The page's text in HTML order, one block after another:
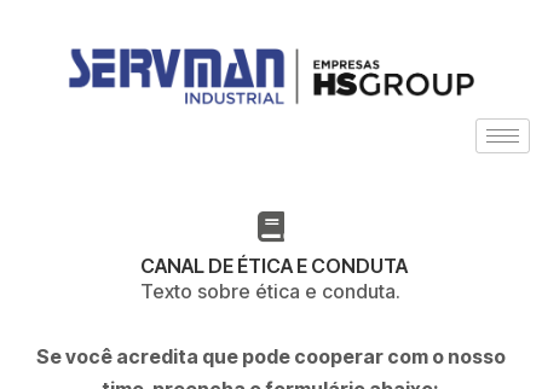
CANAL DE ÉTICA E CONDUTA
Texto sobre ética e conduta.
Se você acredita que pode cooperar com o nosso